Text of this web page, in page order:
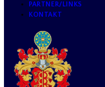
PARTNER/LINKS
KONTAKT